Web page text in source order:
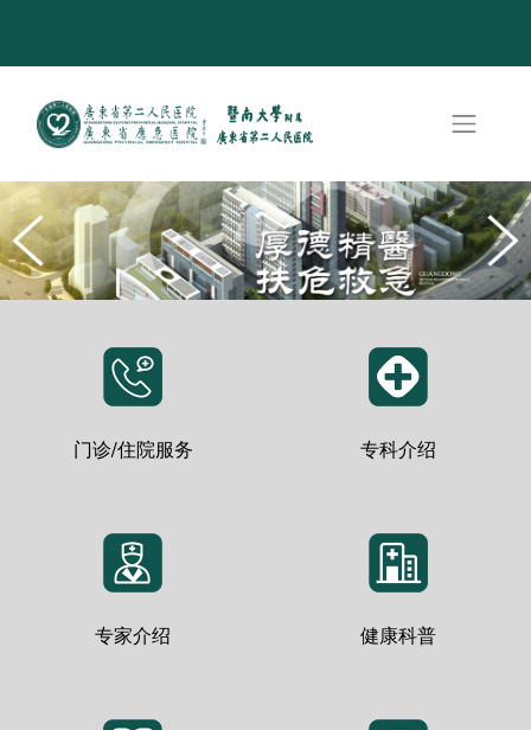
门诊/住院服务 专科介绍
专家介绍 健康科普